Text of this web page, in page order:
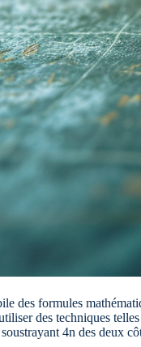
des formules
des techniques
soustrayant 4n des deux